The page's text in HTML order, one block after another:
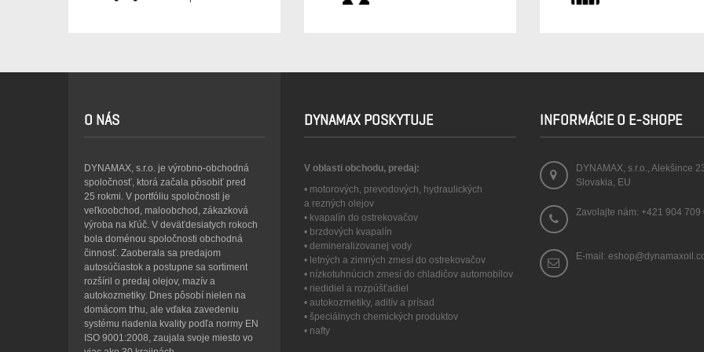
O NÁS
DYNAMAX, s.r.o. je výrobno-obchodná
spoločnosť, ktorá začala pôsobiť pred
25 rokmi. V portfóliu spoločnosti je
veľkoobchod, maloobchod, zákazková
výroba na kľúč. V deväťdesiatych rokoch
bola doménou spoločnosti obchodná
činnosť. Zaoberala sa predajom
autosúčiastok a postupne sa sortiment
rozšíril o predaj olejov, mazív a
autokozmetiky. Dnes pôsobí nielen na
domácom trhu, ale vďaka zavedeniu
systému riadenia kvality podľa normy EN
ISO 9001:2008, zaujala svoje miesto vo
DYNAMAX POSKYTUJE
V oblasti obchodu, predaj:
• motorových, prevodových, hydraulických
a rezných olejov
• kvapalín do ostrekovačov
• brzdových kvapalín
• demineralizovanej vody
• letných a zimných zmesí do ostrekovačov
• nízkotuhnúcich zmesí do chladičov automobilov
• riedidiel a rozpúšťadiel
• autokozmetiky, aditív a prísad
• špeciálnych chemických produktov
• nafty
INFORMÁCIE O E-SHOPE
DYNAMAX, s.r.o., Alekšince
Slovakia, EU
Zavolajte nám: +421 904 709
E-mail: